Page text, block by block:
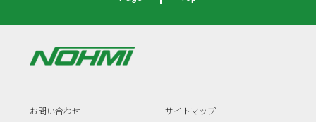
お問い合わせ サイトマップ